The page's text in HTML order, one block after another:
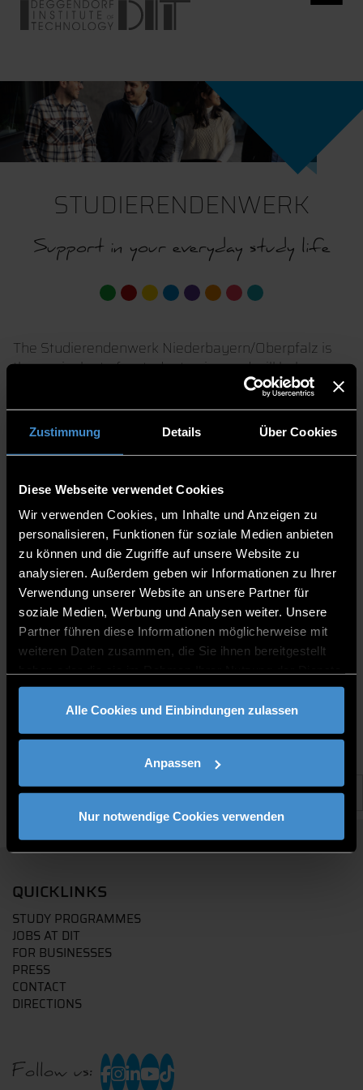
Zustimmung Details Über Cookies
Diese Webseite verwendet Cookies
Wir verwenden Cookies, um Inhalte und Anzeigen zu
personalisieren, Funktionen für soziale Medien anbieten
zu können und die Zugriffe auf unsere Website zu
analysieren. Außerdem geben wir Informationen zu Ihrer
Verwendung unserer Website an unsere Partner für
soziale Medien, Werbung und Analysen weiter. Unsere
Partner führen diese Informationen möglicherweise mit
weiteren Daten zusammen, die Sie ihnen bereitgestellt
gesammelt haben.
Alle Cookies und Einbindungen zulassen
Anpassen
Nur notwendige Cookies verwenden
STUDIERENDENWERK
Support in your everyday study life
The Studierendenwerk Niederbayern/Oberpfalz is
the equivalent of a student union and will help you
with general information about studying. You can get
information on university catering (Mensa, cafeteria),
educational support, social counselling or student
Student Accommodation by the
Studierendenwerk Niederbayern/Oberpfalz
Albertus-Magnus-Strasse 4
93053 Regensburg
Germany
Deggendorf Office
ITC2, Building C, 2nd Floor, Room 255a
Dieter-Görlitz-Platz 2, 94469 Deggendorf, Germany
Opening hours: Mon, Wed, Fri 9.00 – 11.00 am
Phone:0049 991 3615-601and0049 991 3615-602
QUICKLINKS
STUDY PROGRAMMES
JOBS AT DIT
FOR BUSINESSES
PRESS
CONTACT
DIRECTIONS
Follow us: